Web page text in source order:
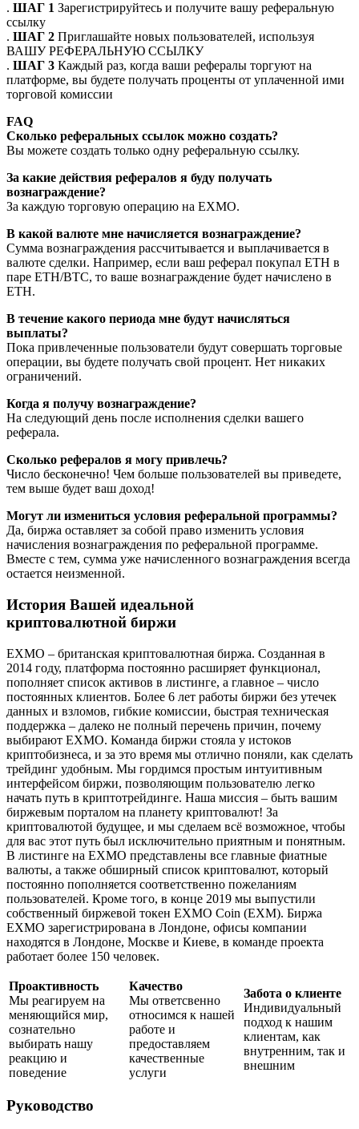
. ШАГ 1 Зарегистрируйтесь и получите вашу реферальную
ссылку
. ШАГ 2 Приглашайте новых пользователей, используя
ВАШУ РЕФЕРАЛЬНУЮ ССЫЛКУ
. ШАГ 3 Каждый раз, когда ваши рефералы торгуют на
платформе, вы будете получать проценты от уплаченной ими
торговой комиссии
FAQ
Сколько реферальных ссылок можно создать?
Вы можете создать только одну реферальную ссылку.
За какие действия рефералов я буду получать
вознаграждение?
За каждую торговую операцию на EXMO.
В какой валюте мне начисляется вознаграждение?
Сумма вознаграждения рассчитывается и выплачивается в
валюте сделки. Например, если ваш реферал покупал ETH в
паре ETH/BTC, то ваше вознаграждение будет начислено в
ETH.
В течение какого периода мне будут начисляться
выплаты?
Пока привлеченные пользователи будут совершать торговые
операции, вы будете получать свой процент. Нет никаких
ограничений.
Когда я получу вознаграждение?
На следующий день после исполнения сделки вашего
реферала.
Сколько рефералов я могу привлечь?
Число бесконечно! Чем больше пользователей вы приведете,
тем выше будет ваш доход!
Могут ли измениться условия реферальной программы?
Да, биржа оставляет за собой право изменить условия
начисления вознаграждения по реферальной программе.
Вместе с тем, сумма уже начисленного вознаграждения всегда
остается неизменной.
История Вашей идеальной
криптовалютной биржи
EXMO – британская криптовалютная биржа. Созданная в
2014 году, платформа постоянно расширяет функционал,
пополняет список активов в листинге, а главное – число
постоянных клиентов. Более 6 лет работы биржи без утечек
данных и взломов, гибкие комиссии, быстрая техническая
поддержка – далеко не полный перечень причин, почему
выбирают EXMO. Команда биржи стояла у истоков
криптобизнеса, и за это время мы отлично поняли, как сделать
трейдинг удобным. Мы гордимся простым интуитивным
интерфейсом биржи, позволяющим пользователю легко
начать путь в криптотрейдинге. Наша миссия – быть вашим
биржевым порталом на планету криптовалют! За
криптовалютой будущее, и мы сделаем всё возможное, чтобы
для вас этот путь был исключительно приятным и понятным.
В листинге на EXMO представлены все главные фиатные
валюты, а также обширный список криптовалют, который
постоянно пополняется соответственно пожеланиям
пользователей. Кроме того, в конце 2019 мы выпустили
собственный биржевой токен EXMO Coin (EXM). Биржа
EXMO зарегистрирована в Лондоне, офисы компании
находятся в Лондоне, Москве и Киеве, в команде проекта
работает более 150 человек.
Проактивность
Мы реагируем на
меняющийся мир,
сознательно
выбирать нашу
реакцию и
поведение
Качество
Мы ответсвенно
относимся к нашей
работе и
предоставляем
качественные
услуги
Забота о клиенте
Индивидуальный
подход к нашим
клиентам, как
внутренним, так и
внешним
Руководство